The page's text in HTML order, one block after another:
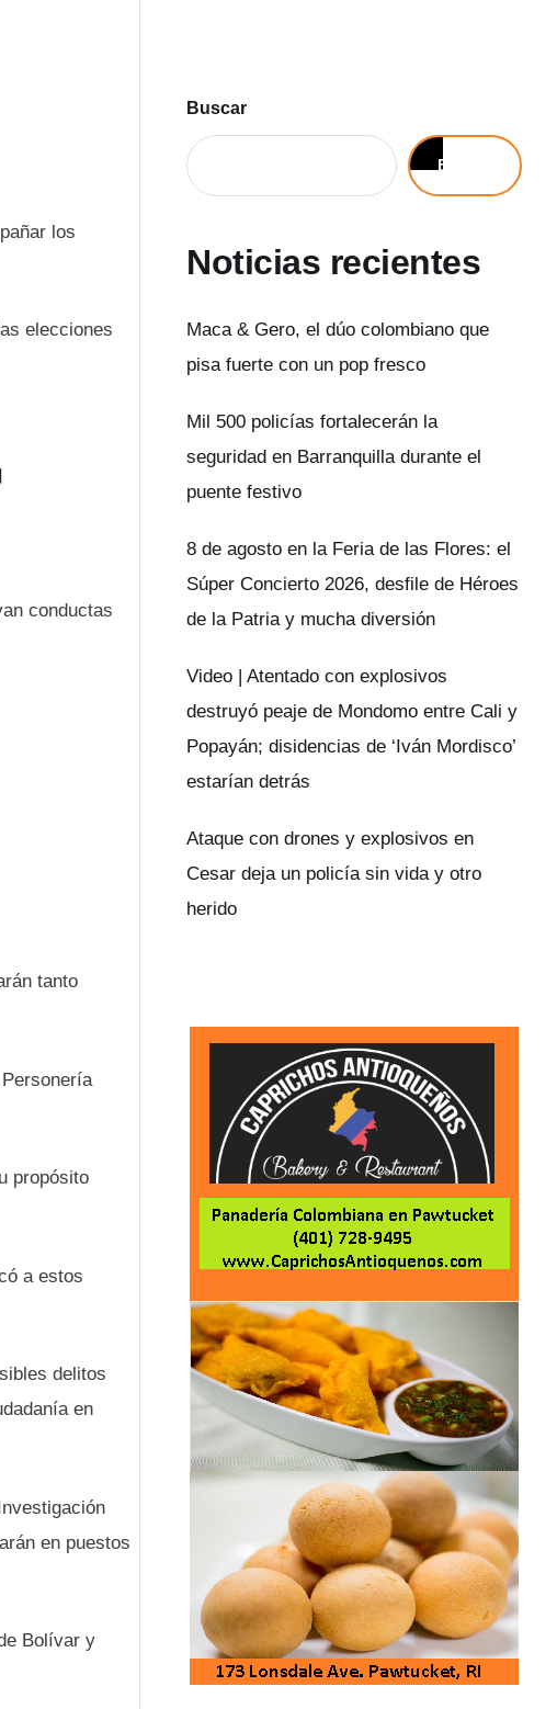
los
elecciones
conductas
tanto
propósito
a estos
delitos
en
en puestos
Bolívar y
Buscar
Buscar
Noticias recientes
Maca & Gero, el dúo colombiano que
pisa fuerte con un pop fresco
Mil 500 policías fortalecerán la
seguridad en Barranquilla durante el
puente festivo
8 de agosto en la Feria de las Flores: el
Súper Concierto 2026, desfile de Héroes
de la Patria y mucha diversión
Video | Atentado con explosivos
destruyó peaje de Mondomo entre Cali y
Popayán; disidencias de ‘Iván Mordisco’
estarían detrás
Ataque con drones y explosivos en
Cesar deja un policía sin vida y otro
herido